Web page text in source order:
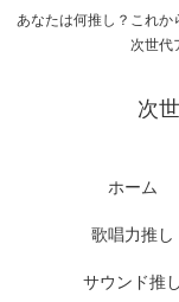
あなたは何推し？これ
次世代
次
ホーム
歌唱力推し
サウンド推し